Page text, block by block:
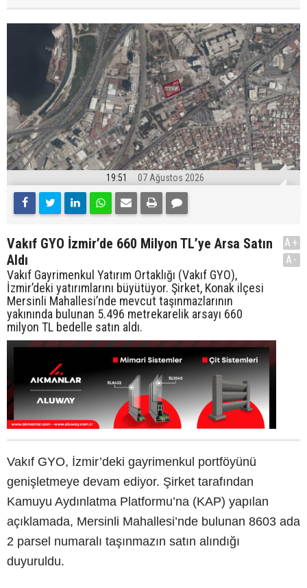
19:51 07 Ağustos 2026
Vakıf GYO İzmir’de 660 Milyon TL’ye Arsa Satın
Aldı
Vakıf Gayrimenkul Yatırım Ortaklığı (Vakıf GYO),
İzmir’deki yatırımlarını büyütüyor. Şirket, Konak ilçesi
Mersinli Mahallesi’nde mevcut taşınmazlarının
yakınında bulunan 5.496 metrekarelik arsayı 660
milyon TL bedelle satın aldı.
A+
A-
Vakıf GYO, İzmir’deki gayrimenkul portföyünü
genişletmeye devam ediyor. Şirket tarafından
Kamuyu Aydınlatma Platformu’na (KAP) yapılan
açıklamada, Mersinli Mahallesi’nde bulunan 8603 ada
2 parsel numaralı taşınmazın satın alındığı
duyuruldu.